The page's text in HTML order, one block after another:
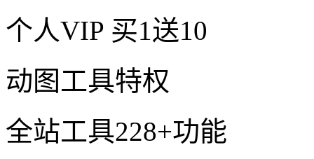
个人VIP 买1送10
动图工具特权
全站工具228+功能